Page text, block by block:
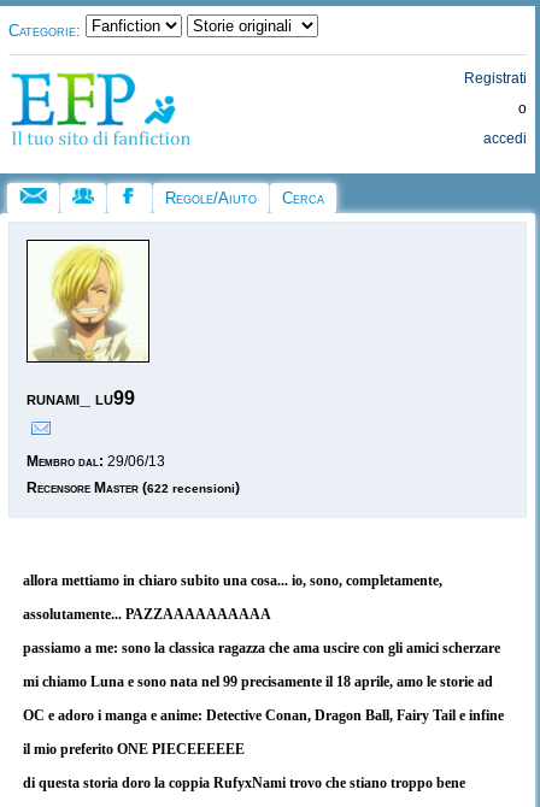
Categorie:
Registrati
o
accedi
Regole/Aiuto Cerca
runami_ lu99
Membro dal: 29/06/13
Recensore Master (622 recensioni)
allora mettiamo in chiaro subito una cosa... io, sono, completamente,
assolutamente... PAZZAAAAAAAAAA
passiamo a me: sono la classica ragazza che ama uscire con gli amici scherzare
mi chiamo Luna e sono nata nel 99 precisamente il 18 aprile, amo le storie ad
OC e adoro i manga e anime: Detective Conan, Dragon Ball, Fairy Tail e infine
il mio preferito ONE PIECEEEEEE
di questa storia doro la coppia RufyxNami trovo che stiano troppo bene